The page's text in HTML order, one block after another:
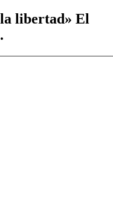
libertad» El